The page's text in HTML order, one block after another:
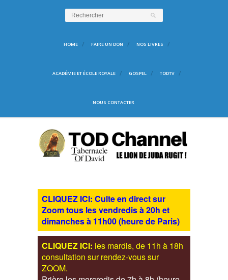
HOME FAIRE UN DON NOS LIVRES
ACADÉMIE ET ÉCOLE ROYALE GOSPEL TODTV
NOUS CONTACTER
CLIQUEZ ICI: Culte en direct sur
Zoom tous les vendredis à 20h et
dimanches à 11h00 (heure de Paris)
CLIQUEZ ICI: les mardis, de 11h à 18h
consultation sur rendez-vous sur
ZOOM.